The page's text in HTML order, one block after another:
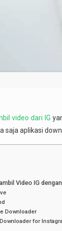
video dari IG
saja aplikasi
Video IG
Downloader
for